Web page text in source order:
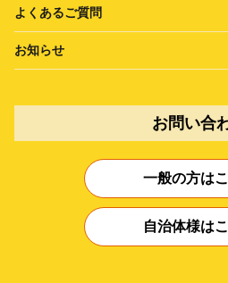
よくあるご質問
お知らせ
お問い合
一般の方は
自治体様は